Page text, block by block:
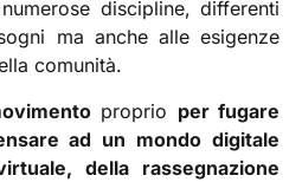
discipline, differenti
ma anche alle esigenze
comunità.
proprio per fugare
ad un mondo digitale
della rassegnazione